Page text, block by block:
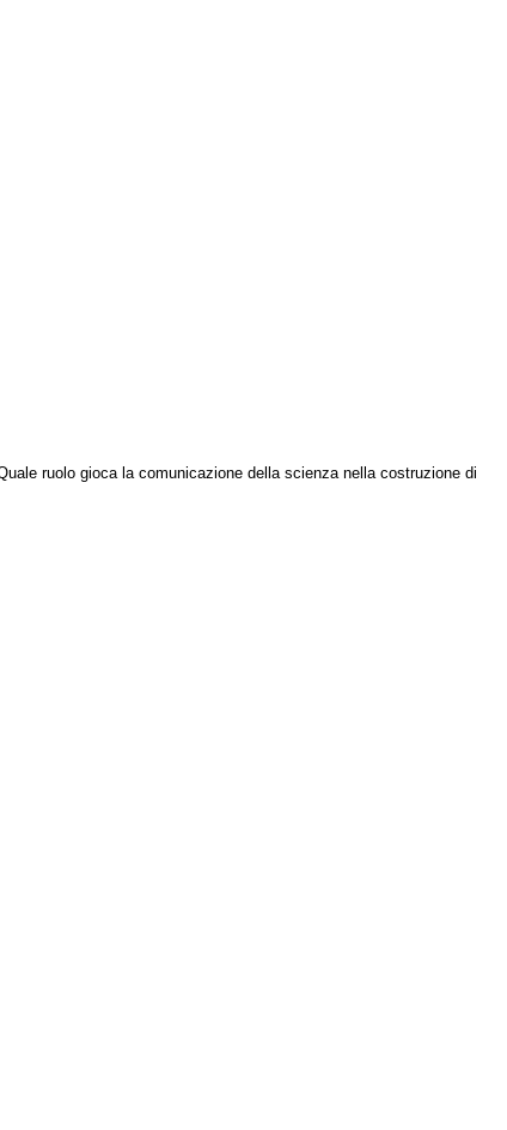
ruolo gioca la comunicazione della scienza nella costruzione di